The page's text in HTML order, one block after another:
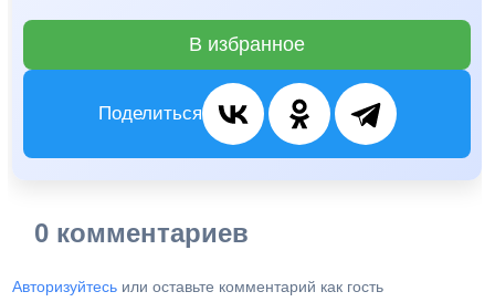
В избранное
Поделиться
0 комментариев
Авторизуйтесь или оставьте комментарий как гость